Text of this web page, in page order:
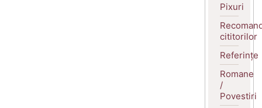
Pixuri
cititorilor
Referințe
Romane
/
Povestiri